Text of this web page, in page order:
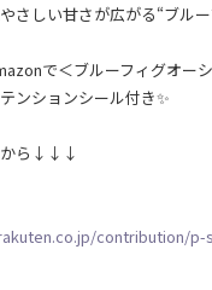
さしい甘さが広がる“ブル
で＜ブルーフィグオー
ンションシール付き✨
から↓↓↓
contribution/p-